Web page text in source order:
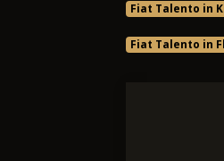
Fiat Talento in
Fiat Talento in